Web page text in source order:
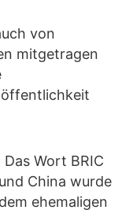
von
mitgetragen
Wort BRIC
China wurde
ehemaligen